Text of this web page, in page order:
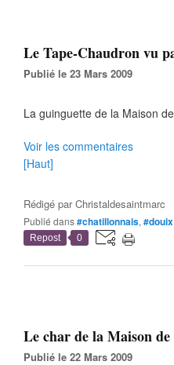
Le Tape-Chaudron vu
Publié le 23 Mars 2009
La guinguette de la Maison
Voir les commentaires
[Haut]
Rédigé parChristaldesaintmarc
Publié dans#chatillonnais, #douix
Repost 0
Le char de la Maison
Publié le 22 Mars 2009